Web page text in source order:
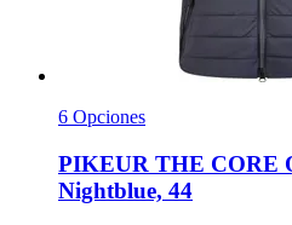
6 Opciones
PIKEUR THE CORE
Nightblue, 44